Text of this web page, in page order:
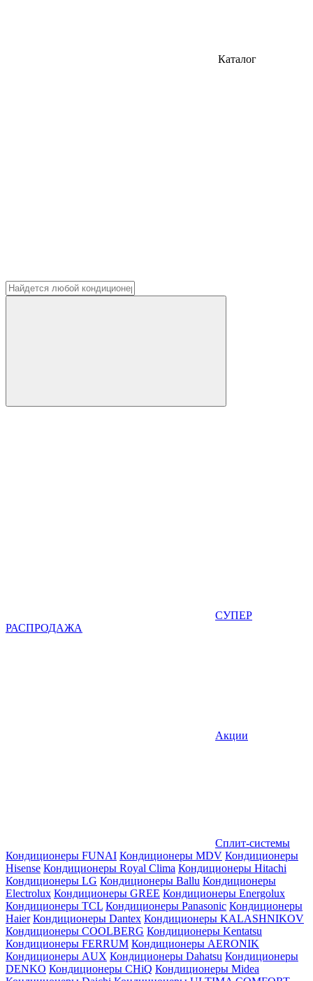
Каталог
СУПЕР
РАСПРОДАЖА
Акции
Сплит-системы
Кондиционеры FUNAI Кондиционеры MDV Кондиционеры
Hisense Кондиционеры Royal Clima Кондиционеры Hitachi
Кондиционеры LG Кондиционеры Ballu Кондиционеры
Electrolux Кондиционеры GREE Кондиционеры Energolux
Кондиционеры TCL Кондиционеры Panasonic Кондиционеры
Haier Кондиционеры Dantex Кондиционеры KALASHNIKOV
Кондиционеры СOOLBERG Кондиционеры Kentatsu
Кондиционеры FERRUM Кондиционеры AERONIK
Кондиционеры AUX Кондиционеры Dahatsu Кондиционеры
DENKO Кондиционеры CHiQ Кондиционеры Midea